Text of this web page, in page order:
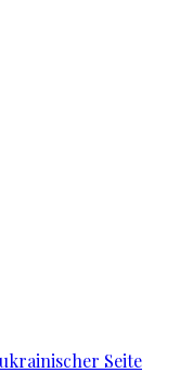
Seite